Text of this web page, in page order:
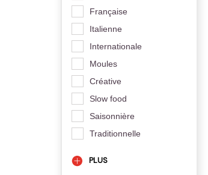
Française
Italienne
Internationale
Moules
Créative
Slow food
Saisonnière
Traditionnelle
PLUS